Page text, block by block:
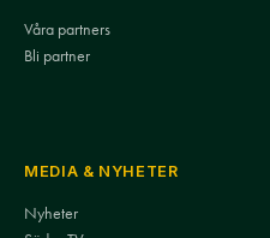
Våra partners
Bli partner
MEDIA & NYHETER
Nyheter